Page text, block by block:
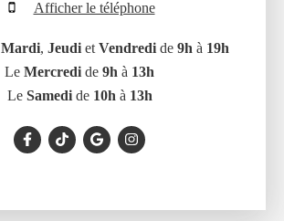
Afficher le téléphone
Mardi, Jeudiet Vendredide 9h à 19h
Le Mercredi de 9h à 13h
Le Samedide 10h à 13h